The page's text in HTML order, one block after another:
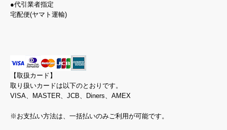
●代引業者指定
宅配便(ヤマト運輸)
【取扱カード】
取り扱いカードは以下のとおりです。
VISA、MASTER、JCB、Diners、AMEX
※お支払い方法は、一括払いのみご利用が可能です。